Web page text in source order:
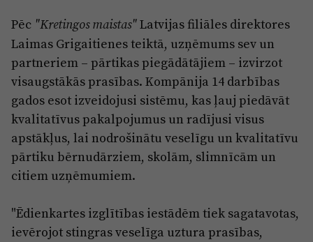
Pēc "Kretingos maistas"Latvijas filiāles direktores
Laimas Grigaitienes teiktā, uzņēmums sev un
partneriem – pārtikas piegādātājiem – izvirzot
visaugstākās prasības. Kompānija 14 darbības
gados esot izveidojusi sistēmu, kas ļauj piedāvāt
kvalitatīvus pakalpojumus un radījusi visus
apstākļus, lai nodrošinātu veselīgu un kvalitatīvu
pārtiku bērnudārziem, skolām, slimnīcām un
citiem uzņēmumiem.
"Ēdienkartes izglītības iestādēm tiek sagatavotas,
ievērojot stingras veselīga uztura prasības,